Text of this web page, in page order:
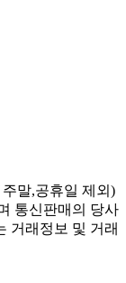
주말,공휴일 제외)
통신판매의 당사
거래정보 및 거래